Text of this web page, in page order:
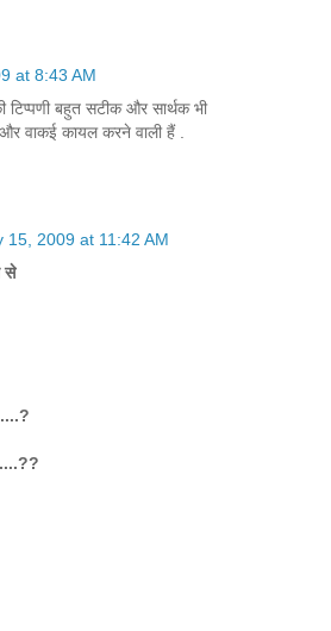
at 8:43 AM
बहुत सटीक और सार्थक भी
वाकई कायल करने वाली हैं .
15, 2009 at 11:42 AM
से
....?